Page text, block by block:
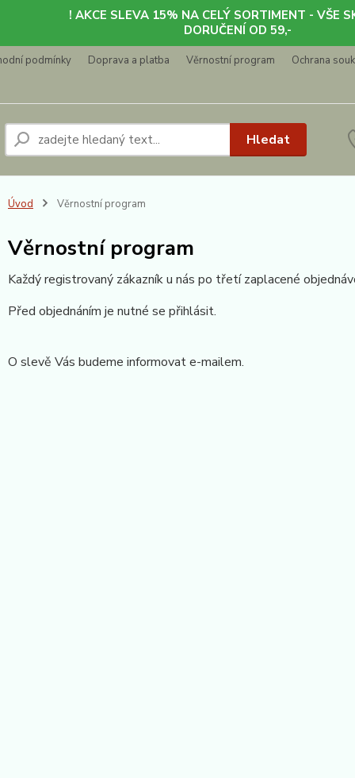
! AKCE SLEVA 15% NA CELÝ SORTIMENT - VŠE
DORUČENÍ OD 59,-
podmínky Doprava a platba Věrnostní program Ochrana
Hledat
Úvod Věrnostní program
Věrnostní program
Každý registrovaný zákazník u nás po třetí zaplacené
Před objednáním je nutné se přihlásit.
O slevě Vás budeme informovat e-mailem.